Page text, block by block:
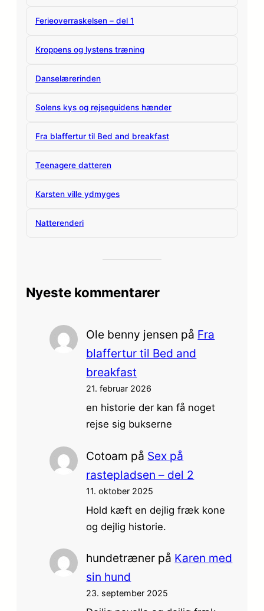
Ferieoverraskelsen – del 1
Kroppens og lystens træning
Danselærerinden
Solens kys og rejseguidens hænder
Fra blaffertur til Bed and breakfast
Teenagere datteren
Karsten ville ydmyges
Natterenderi
Nyeste kommentarer
Ole benny jensen på Fra
blaffertur til Bed and
breakfast
21. februar 2026
en historie der kan få noget
rejse sig bukserne
Cotoam på Sex på
rastepladsen – del 2
11. oktober 2025
Hold kæft en dejlig fræk kone
og dejlig historie.
hundetræner på Karen med
sin hund
23. september 2025